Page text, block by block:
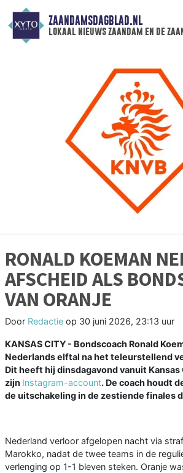
ZAANDAMSDAGBLAD.NL
lokaal nieuws zaandam en de
RONALD KOEMAN
AFSCHEID ALS
VAN ORANJE
Door Redactie op 30 juni 2026, 23:13 uur
KANSAS CITY - Bondscoach Ronald
Nederlands elftal na het teleurstellend
Dit heeft hij dinsdagavond vanuit
zijn Instagram-account. De coach houdt
de uitschakeling in de zestiende finales
Nederland verloor afgelopen nacht via
Marokko, nadat de twee teams in de
verlenging op 1-1 bleven steken. Oranje